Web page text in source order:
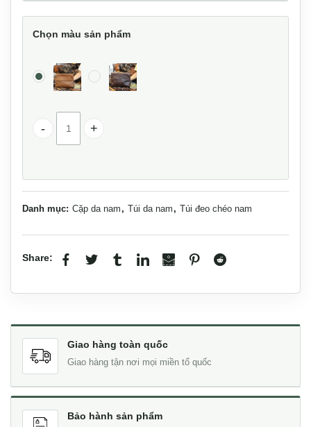
Chọn màu sản phẩm
Cặp da nam Lano đeo chéo cầm tay CD43 số lượng
Danh mục: Cặp da nam , Túi da nam , Túi đeo chéo nam
Share:
Giao hàng toàn quốc
Giao hàng tận nơi mọi miền tổ quốc
Bảo hành sản phẩm